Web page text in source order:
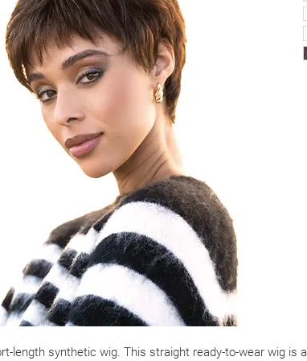
length synthetic wig. This straight ready-to-wear wig is a